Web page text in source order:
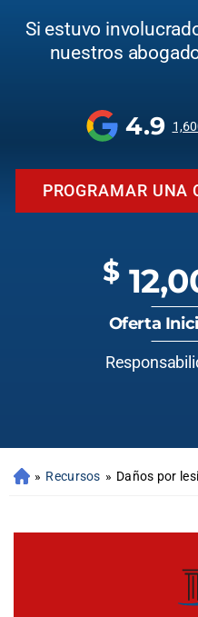
Si estuvo
nuestros
4.9
PROGRAMAR UNA
$
Oferta
» Recursos » Daños por